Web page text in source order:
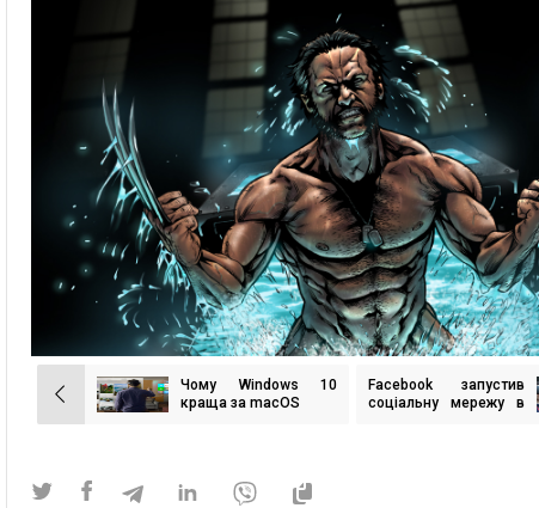
Навігація
записів
Чому Windows 10
краща за macOS
Facebook запустив
соціальну мережу в